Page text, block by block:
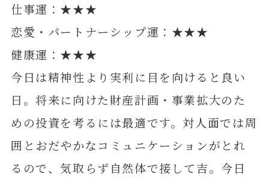
仕事運：★★★
恋愛・パートナーシップ運：★★★
健康運：★★★
今日は精神性より実利に目を向けると良い
日。将来に向けた財産計画・事業拡大のた
めの投資を考るには最適です。対人面では周
囲とおだやかなコミュニケーションがとれ
るので、気取らず自然体で接して吉。今日